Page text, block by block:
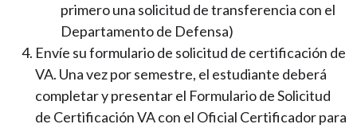
primero una solicitud de transferencia con el
Departamento de Defensa)
Envíe su formulario de solicitud de certificación de
VA. Una vez por semestre, el estudiante deberá
completar y presentar el Formulario de Solicitud
de Certificación VA con el Oficial Certificador para